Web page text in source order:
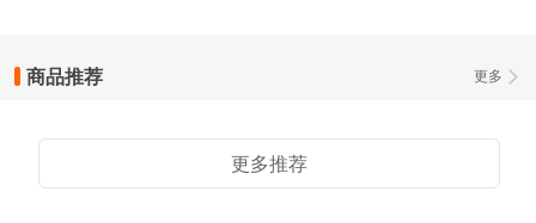
更多
商品推荐
更多推荐